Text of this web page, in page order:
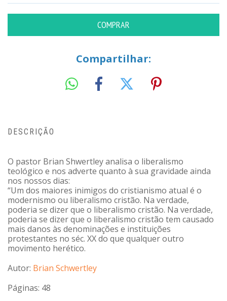
Compartilhar:
DESCRIÇÃO
O pastor Brian Shwertley analisa o liberalismo
teológico e nos adverte quanto à sua gravidade ainda
nos nossos dias:
“Um dos maiores inimigos do cristianismo atual é o
modernismo ou liberalismo cristão. Na verdade,
poderia se dizer que o liberalismo cristão. Na verdade,
poderia se dizer que o liberalismo cristão tem causado
mais danos às denominações e instituições
protestantes no séc. XX do que qualquer outro
movimento herético.
Autor: Brian Schwertley
Páginas: 48